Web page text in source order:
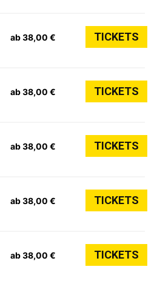
ab 38,00 € TICKETS
ab 38,00 € TICKETS
ab 38,00 € TICKETS
ab 38,00 € TICKETS
ab 38,00 € TICKETS